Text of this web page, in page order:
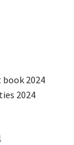
2024
2024